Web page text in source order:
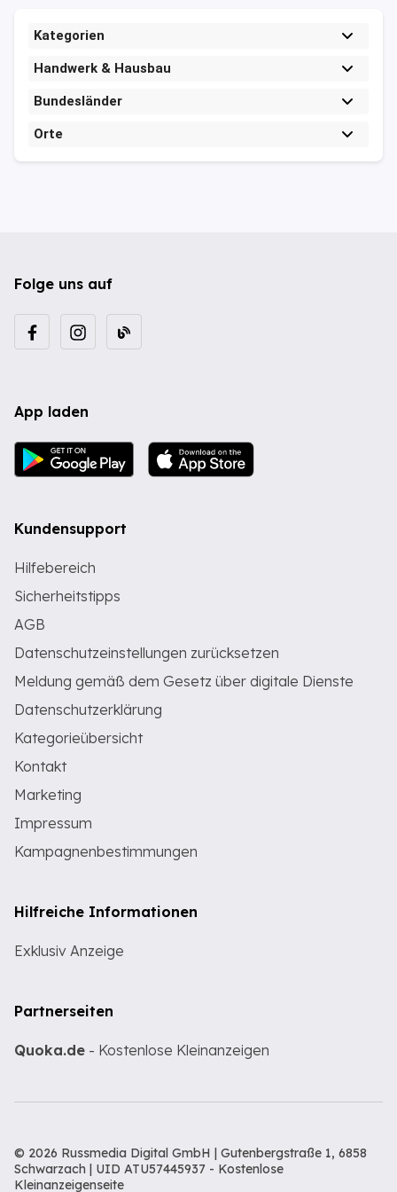
Kategorien
Handwerk & Hausbau
Bundesländer
Orte
Folge uns auf
App laden
Kundensupport
Hilfebereich
Sicherheitstipps
AGB
Datenschutzeinstellungen zurücksetzen
Meldung gemäß dem Gesetz über digitale Dienste
Datenschutzerklärung
Kategorieübersicht
Kontakt
Marketing
Impressum
Kampagnenbestimmungen
Hilfreiche Informationen
Exklusiv Anzeige
Partnerseiten
Quoka.de - Kostenlose Kleinanzeigen
© 2026 Russmedia Digital GmbH | Gutenbergstraße 1, 6858
Schwarzach | UID ATU57445937 - Kostenlose
Kleinanzeigenseite